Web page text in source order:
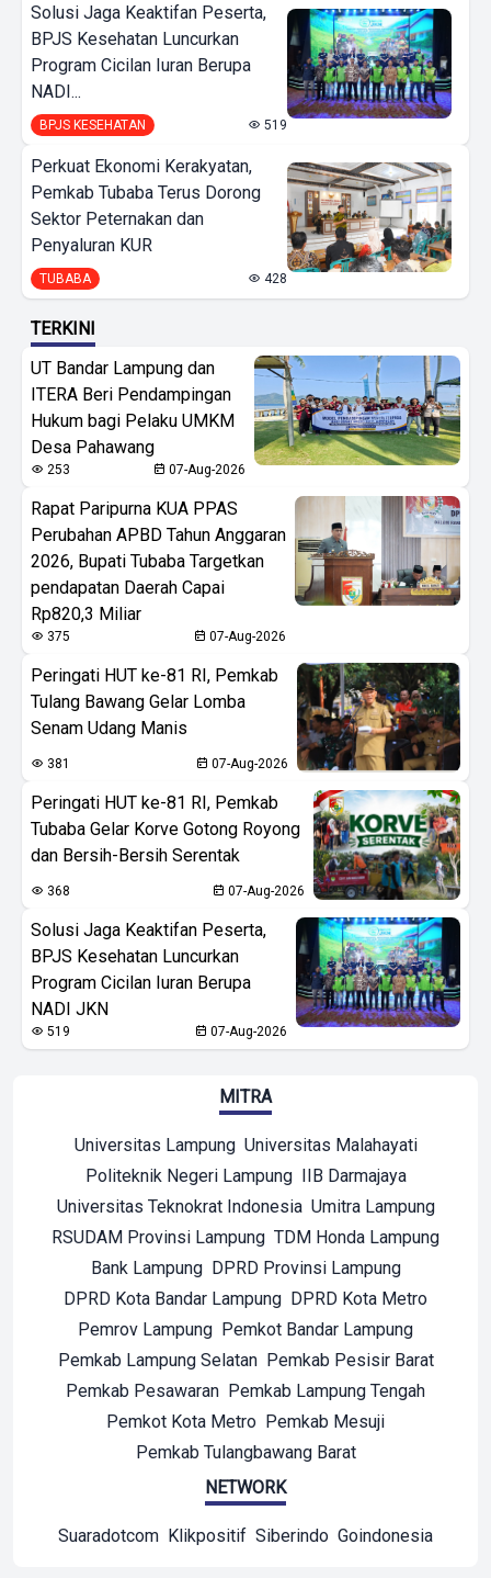
Solusi Jaga Keaktifan Peserta,
BPJS Kesehatan Luncurkan
Program Cicilan Iuran Berupa
NADI...
BPJS KESEHATAN 519
Perkuat Ekonomi Kerakyatan,
Pemkab Tubaba Terus Dorong
Sektor Peternakan dan
Penyaluran KUR
TUBABA 428
TERKINI
UT Bandar Lampung dan
ITERA Beri Pendampingan
Hukum bagi Pelaku UMKM
Desa Pahawang
253 07-Aug-2026
Rapat Paripurna KUA PPAS
Perubahan APBD Tahun Anggaran
2026, Bupati Tubaba Targetkan
pendapatan Daerah Capai
Rp820,3 Miliar
375 07-Aug-2026
Peringati HUT ke-81 RI, Pemkab
Tulang Bawang Gelar Lomba
Senam Udang Manis
381 07-Aug-2026
Peringati HUT ke-81 RI, Pemkab
Tubaba Gelar Korve Gotong Royong
dan Bersih-Bersih Serentak
368 07-Aug-2026
Solusi Jaga Keaktifan Peserta,
BPJS Kesehatan Luncurkan
Program Cicilan Iuran Berupa
NADI JKN
519 07-Aug-2026
MITRA
Universitas Lampung Universitas Malahayati
Politeknik Negeri Lampung
IIB Darmajaya
Universitas Teknokrat Indonesia Umitra Lampung
RSUDAM Provinsi Lampung TDM Honda Lampung
Bank Lampung
DPRD Provinsi Lampung
DPRD Kota Bandar Lampung DPRD Kota Metro
Pemrov Lampung Pemkot Bandar Lampung
Pemkab Lampung Selatan
Pemkab Pesisir Barat
Pemkab Pesawaran Pemkab Lampung Tengah
Pemkot Kota Metro Pemkab Mesuji
Pemkab Tulangbawang Barat
NETWORK
Suaradotcom Klikpositif Siberindo Goindonesia